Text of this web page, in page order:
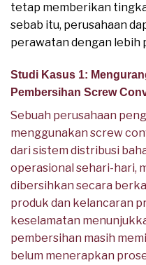
tetap memberikan
sebab itu, perusahaan
perawatan dengan lebih
Studi Kasus 1:
Pembersihan Screw
Sebuah perusahaan
menggunakan screw
dari sistem distribusi
operasional sehari-hari,
dibersihkan secara
produk dan kelancaran
keselamatan
pembersihan masih
belum menerapkan